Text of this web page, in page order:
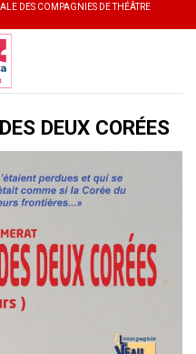
DES COMPAGNIES DE THÉÂTRE
DEUX CORÉES